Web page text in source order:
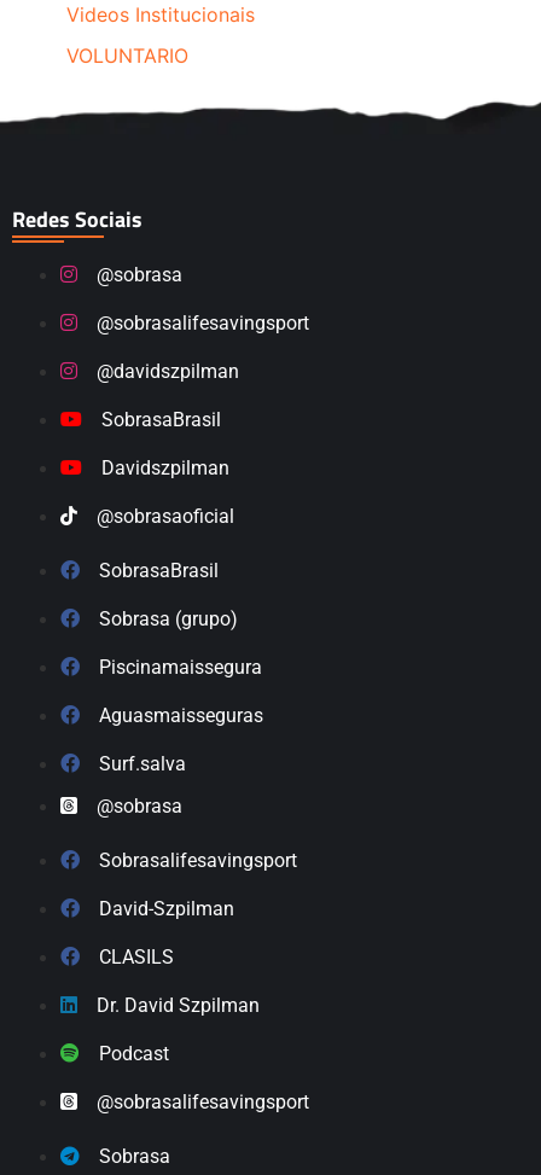
Videos Institucionais
VOLUNTARIO
Redes Sociais
@sobrasa
@sobrasalifesavingsport
@davidszpilman
SobrasaBrasil
Davidszpilman
@sobrasaoficial
SobrasaBrasil
Sobrasa (grupo)
Piscinamaissegura
Aguasmaisseguras
Surf.salva
@sobrasa
Sobrasalifesavingsport
David-Szpilman
CLASILS
Dr. David Szpilman
Podcast
@sobrasalifesavingsport
Sobrasa